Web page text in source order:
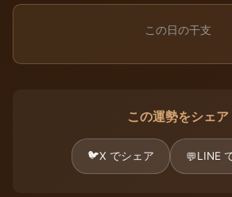
この日の干支
この運勢をシェア
🐦X でシェア 💬LINE